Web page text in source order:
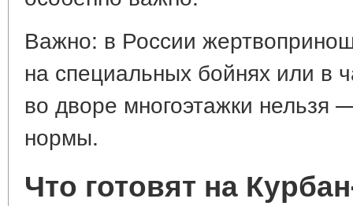
Важно: в России
на специальных бойнях или в
во дворе многоэтажки нельзя
нормы.
Что готовят на